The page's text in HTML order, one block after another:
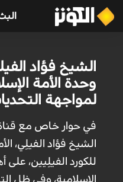
الشيخ فؤاد
وحدة الأمة
لمواجهة
في حوار خاص مع قناة
الشيخ فؤاد الفيلِي،
للكورد الفيلِيين،